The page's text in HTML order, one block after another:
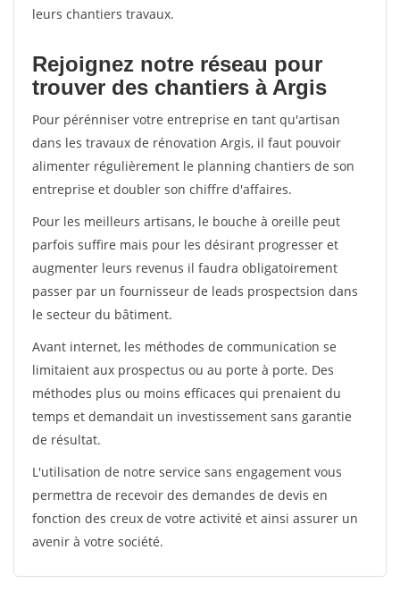
leurs chantiers travaux.
Rejoignez notre réseau pour
trouver des chantiers à Argis
Pour pérénniser votre entreprise en tant qu'artisan
dans les travaux de rénovation Argis, il faut pouvoir
alimenter régulièrement le planning chantiers de son
entreprise et doubler son chiffre d'affaires.
Pour les meilleurs artisans, le bouche à oreille peut
parfois suffire mais pour les désirant progresser et
augmenter leurs revenus il faudra obligatoirement
passer par un fournisseur de leads prospectsion dans
le secteur du bâtiment.
Avant internet, les méthodes de communication se
limitaient aux prospectus ou au porte à porte. Des
méthodes plus ou moins efficaces qui prenaient du
temps et demandait un investissement sans garantie
de résultat.
L'utilisation de notre service sans engagement vous
permettra de recevoir des demandes de devis en
fonction des creux de votre activité et ainsi assurer un
avenir à votre société.